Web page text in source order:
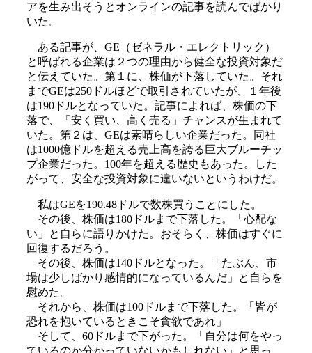
アを生み出そうとオンラインの記事を読んでばかり
いた。
ある記事が、GE（ゼネラル・エレクトリック）
と呼ばれる企業は２つの理由から健全な投資対象だ
と伝えていた。第１に、株価が下落していた。それ
までGEは250ドルほどで取引されていたが、１年後
は190ドルとなっていた。記事によれば、株価の下
落で、「安く買い、高く売る」チャンスが生まれて
いた。第２は、GEは素晴らしい企業だった。同社
は1000億ドルを超える売上高を誇る巨大ブルーチッ
プ企業だった。100年を超える歴史もあった。した
がって、安全な投資対象に違いないというわけだ。
私はGEを190.48ドルで数株買うことにした。
その後、株価は180ドルまで下落した。「心配な
い」と自らに語りかけた。おそらく、株価はすぐに
回復するだろう。
その後、株価は140ドルとなった。「たぶん、市
場は少しばかり感情的になっているんだ」と自らを
慰めた。
それから、株価は100ドルまで下落した。「皆が
恐れを抱いているときこそ貪欲であれ」
そして、60ドルまで下がった。「自分は何をやっ